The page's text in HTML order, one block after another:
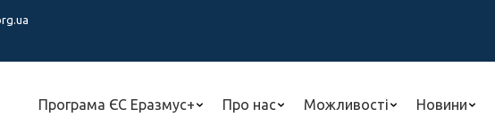
Програма ЄС Еразмус+ Про нас Можливості Новини